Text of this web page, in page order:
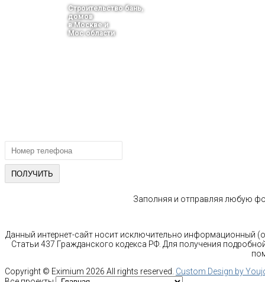
Строительство бань,
домов
в Москве и
Мос.области
Заполняя и отправляя любую
Данный интернет-сайт носит исключительно информационный
Статьи 437 Гражданского кодекса РФ. Для получения
Copyright © Eximium 2026 All rights reserved. Custom Design by